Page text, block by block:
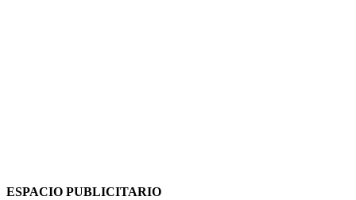
ESPACIO PUBLICITARIO